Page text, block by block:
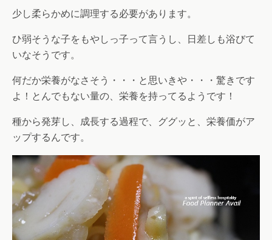
少し柔らかめに調理する必要があります。
ひ弱そうな子をもやしっ子って言うし、日差しも浴びて
いなそうです。
何だか栄養がなさそう・・・と思いきや・・・驚きです
よ！とんでもない量の、栄養を持ってるようです！
種から発芽し、成長する過程で、ググッと、栄養価がア
ップするんです。